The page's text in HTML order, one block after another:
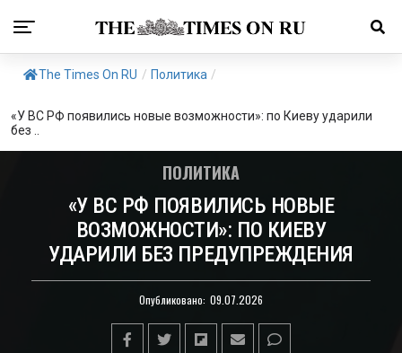
The Times On RU / Политика /
«У ВС РФ появились новые возможности»: по Киеву ударили
без ..
ПОЛИТИКА
«У ВС РФ ПОЯВИЛИСЬ НОВЫЕ
ВОЗМОЖНОСТИ»: ПО КИЕВУ
УДАРИЛИ БЕЗ ПРЕДУПРЕЖДЕНИЯ
Опубликовано: 09.07.2026